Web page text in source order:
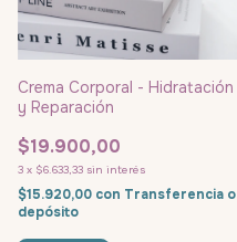
Crema Corporal - Hidratación
y Reparación
$19.900,00
3 x $6.633,33 sin interés
$15.920,00 con Transferencia o
depósito